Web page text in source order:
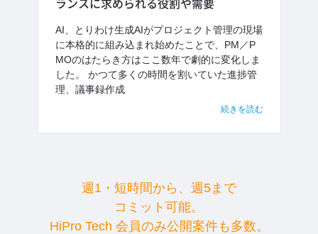
AI、とりわけ生成AIがプロジェクト管理の現場
に本格的に組み込まれ始めたことで、PM／P
MOのはたらき方はここ数年で劇的に変化しま
した。 かつて多くの時間を割いていた進捗管
理、議事録作成
続きを読む
週1・短時間から、週5まで
コミット可能。
HiPro Tech 会員のみ公開案件も多数。